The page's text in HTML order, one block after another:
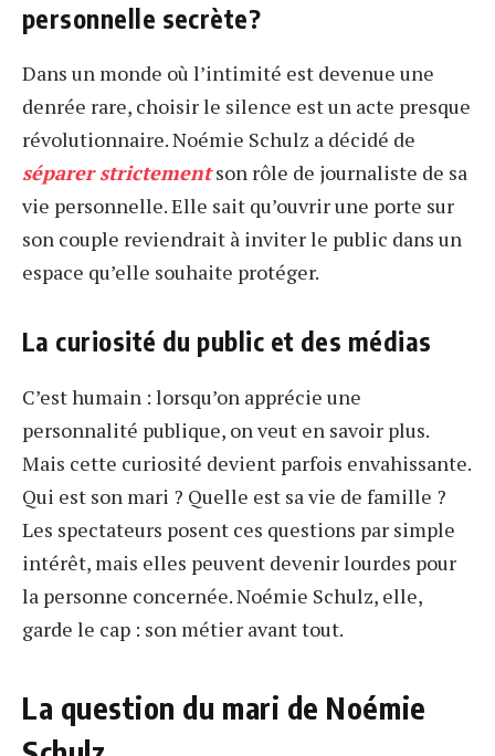
personnelle secrète?
Dans un monde où l’intimité est devenue une
denrée rare, choisir le silence est un acte presque
révolutionnaire. Noémie Schulz a décidé de
séparer strictementson rôle de journaliste de sa
vie personnelle. Elle sait qu’ouvrir une porte sur
son couple reviendrait à inviter le public dans un
espace qu’elle souhaite protéger.
La curiosité du public et des médias
C’est humain : lorsqu’on apprécie une
personnalité publique, on veut en savoir plus.
Mais cette curiosité devient parfois envahissante.
Qui est son mari ? Quelle est sa vie de famille ?
Les spectateurs posent ces questions par simple
intérêt, mais elles peuvent devenir lourdes pour
la personne concernée. Noémie Schulz, elle,
garde le cap : son métier avant tout.
La question du mari de Noémie